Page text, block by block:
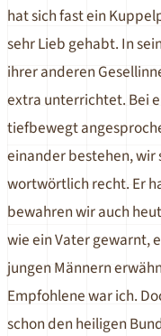
hat sich fast ein
sehr Lieb gehabt. In
ihrer anderen
extra unterrichtet. Bei
tiefbewegt
einander bestehen, wir
wortwörtlich recht. Er
bewahren wir auch
wie ein Vater gewarnt,
jungen Männern
Empfohlene war ich.
schon den heiligen